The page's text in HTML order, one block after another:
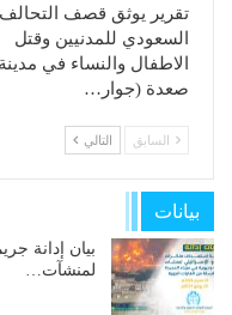
تقرير يوثق قصف التحالف
السعودي للمدنيين وقتل
الاطفال والنساء في مدينة
صعدة (جوار…
السابق التالي
بيانات
بيان إدانة
لمنشآت…